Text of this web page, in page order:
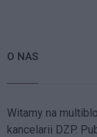
O NAS
Witamy na
kancelarii DZP.